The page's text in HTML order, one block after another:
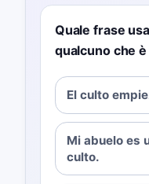
Quale frase
qualcuno che
El culto
Mi abuelo es
culto.